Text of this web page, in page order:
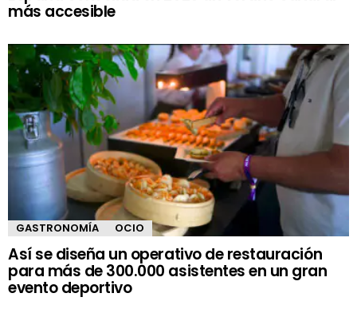
más accesible
GASTRONOMÍA OCIO
Así se diseña un operativo de restauración
para más de 300.000 asistentes en un gran
evento deportivo